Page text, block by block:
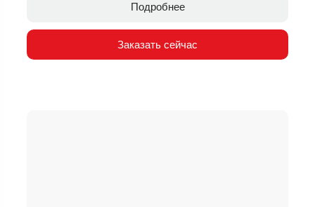
Подробнее
Заказать сейчас